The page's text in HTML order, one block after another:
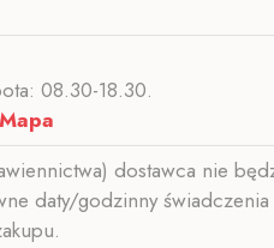
08.30-18.30.
Mapa
dostawca nie
daty/godzinny